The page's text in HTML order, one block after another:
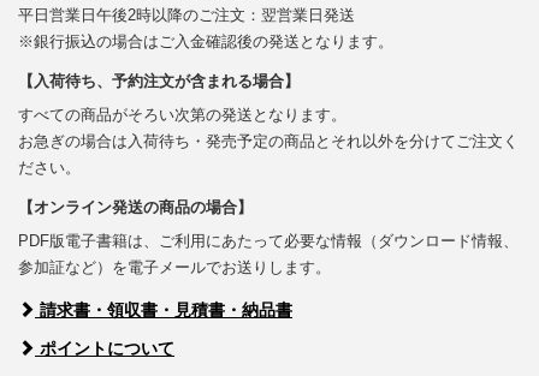
平日営業日午後2時以降のご注文：翌営業日発送
※銀行振込の場合はご入金確認後の発送となります。
【入荷待ち、予約注文が含まれる場合】
すべての商品がそろい次第の発送となります。
お急ぎの場合は入荷待ち・発売予定の商品とそれ以外を分けてご注文く
ださい。
【オンライン発送の商品の場合】
PDF版電子書籍は、ご利用にあたって必要な情報（ダウンロード情報、
参加証など）を電子メールでお送りします。
請求書・領収書・見積書・納品書
ポイントについて